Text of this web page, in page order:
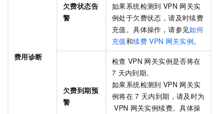
费用诊断
欠费状态告
警
如果系统检测到 VPN 网关实
例处于欠费状态，请及时续费
充值。具体操作，请参见如何
充值和续费 VPN 网关实例。
欠费到期预
警
检查 VPN 网关实例是否将在
7 天内到期。
如果系统检测到 VPN 网关实
例将在 7 天内到期，请及时为
VPN 网关实例续费。具体操